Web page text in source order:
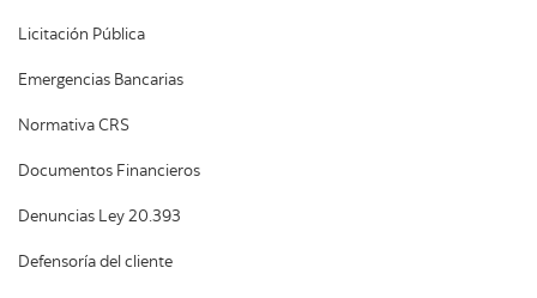
Licitación Pública
Emergencias Bancarias
Normativa CRS
Documentos Financieros
Denuncias Ley 20.393
Defensoría del cliente